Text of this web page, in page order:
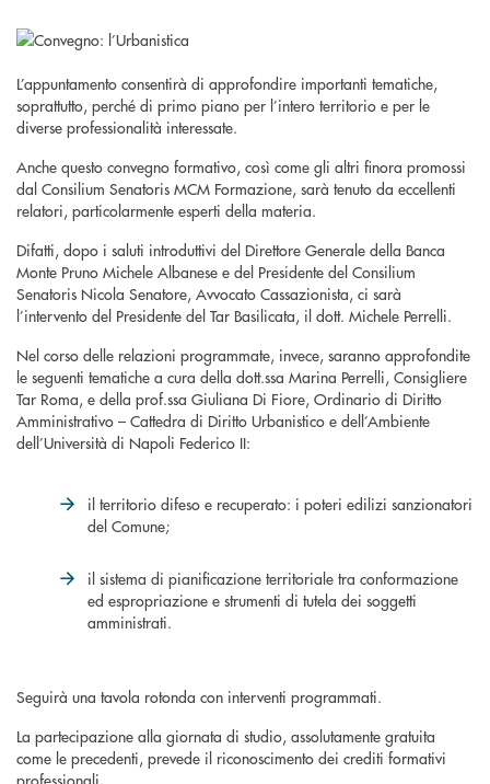
L’appuntamento consentirà di approfondire importanti tematiche,
soprattutto, perché di primo piano per l’intero territorio e per le
diverse professionalità interessate.
Anche questo convegno formativo, così come gli altri finora promossi
dal Consilium Senatoris MCM Formazione, sarà tenuto da eccellenti
relatori, particolarmente esperti della materia.
Difatti, dopo i saluti introduttivi del Direttore Generale della Banca
Monte Pruno Michele Albanese e del Presidente del Consilium
Senatoris Nicola Senatore, Avvocato Cassazionista, ci sarà
l’intervento del Presidente del Tar Basilicata, il dott. Michele Perrelli.
Nel corso delle relazioni programmate, invece, saranno approfondite
le seguenti tematiche a cura della dott.ssa Marina Perrelli, Consigliere
Tar Roma, e della prof.ssa Giuliana Di Fiore, Ordinario di Diritto
Amministrativo – Cattedra di Diritto Urbanistico e dell’Ambiente
dell’Università di Napoli Federico II:
il territorio difeso e recuperato: i poteri edilizi sanzionatori
del Comune;
il sistema di pianificazione territoriale tra conformazione
ed espropriazione e strumenti di tutela dei soggetti
amministrati.
Seguirà una tavola rotonda con interventi programmati.
La partecipazione alla giornata di studio, assolutamente gratuita
come le precedenti, prevede il riconoscimento dei crediti formativi